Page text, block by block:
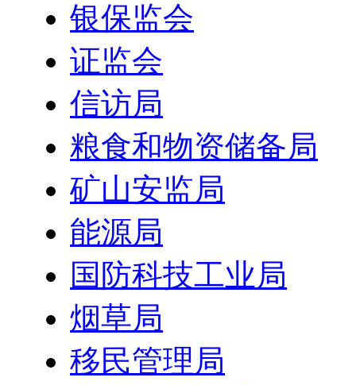
银保监会
证监会
信访局
粮食和物资储备局
矿山安监局
能源局
国防科技工业局
烟草局
移民管理局